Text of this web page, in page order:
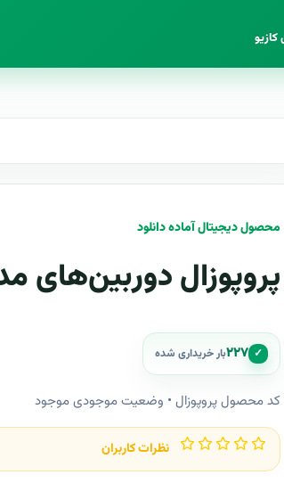
کازیو
محصول دیجیتال آماده دانلود
پروپوزال دوربين‌های
✓ ۲۲۷بار خریداری شده
کد محصول پروپوزال • وضعیت موجودی موجود
نظرات کاربران